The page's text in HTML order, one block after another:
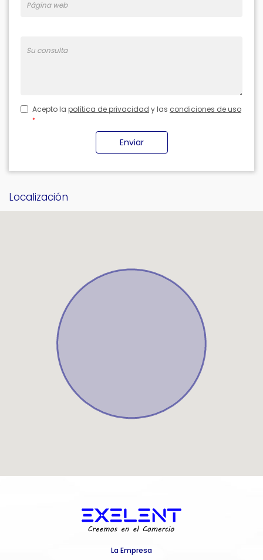
web
consulta
Acepto la política de privacidad y las condiciones de uso
Enviar
Localización
La Empresa